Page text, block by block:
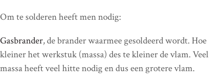
Om te solderen heeft men nodig:
Gasbrander, de brander waarmee gesoldeerd wordt. Hoe
kleiner het werkstuk (massa) des te kleiner de vlam. Veel
massa heeft veel hitte nodig en dus een grotere vlam.